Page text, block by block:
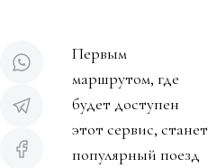
Первым
маршрутом, где
будет доступен
этот сервис, станет
популярный поезд